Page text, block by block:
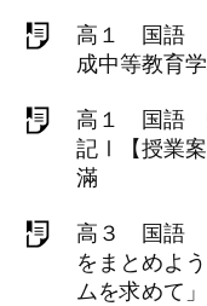
高１ 国語
成中等教育
高１ 国語
記Ⅰ【授業
滿
高３ 国語
をまとめよ
ムを求めて